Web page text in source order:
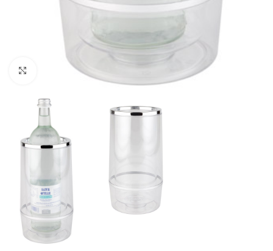
Click to enlarge